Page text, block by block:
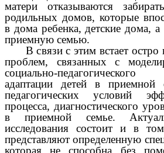
матери отказываются
родильных домов, которые
в дома ребенка, детские дома,
приемную семью.
В связи с этим встает остро
проблем, связанных с
социально-
адаптации детей в приемной
педагогических условий
процесса, диагностического
в приемной семье.
исследования состоит и в
представляют определенную
которая не способна без